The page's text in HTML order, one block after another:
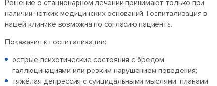
Решение о стационарном лечении принимают только при
наличии чётких медицинских оснований. Госпитализация в
нашей клинике возможна по согласию пациента.
Показания к госпитализации:
острые психотические состояния с бредом,
галлюцинациями или резким нарушением поведения;
тяжёлая депрессия с суицидальными мыслями, планами